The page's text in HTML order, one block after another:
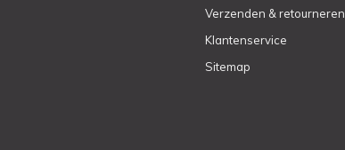
Verzenden & retourneren
Klantenservice
Sitemap